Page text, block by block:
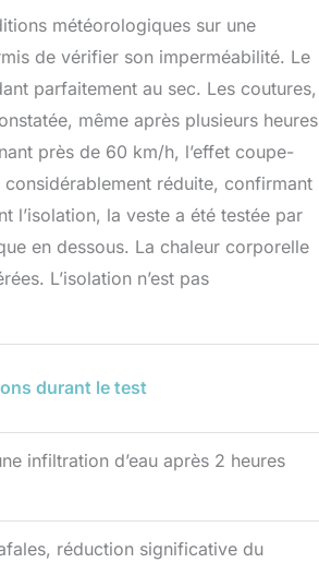
météorologiques sur une
de vérifier son imperméabilité. Le
parfaitement au sec. Les coutures,
même après plusieurs heures
près de 60 km/h, l’effet coupe-
réduite, confirmant
l’isolation, la veste a été testée par
en dessous. La chaleur corporelle
L’isolation n’est pas
durant le test
infiltration d’eau après 2 heures
réduction significative du